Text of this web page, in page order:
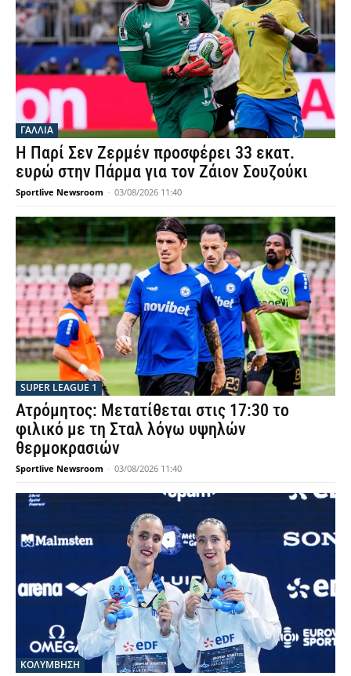
ΓΑΛΛΙΑ
Η Παρί Σεν Ζερμέν προσφέρει 33 εκατ.
ευρώ στην Πάρμα για τον Ζάιον Σουζούκι
Sportlive Newsroom - 03/08/2026 11:40
SUPER LEAGUE 1
Ατρόμητος: Μετατίθεται στις 17:30 το
φιλικό με τη Σταλ λόγω υψηλών
θερμοκρασιών
Sportlive Newsroom - 03/08/2026 11:40
ΚΟΛΥΜΒΗΣΗ